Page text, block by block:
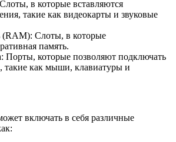
в которые вставляются
такие как видеокарты и звуковые
(RAM): Слоты, в которые
память.
Порты, которые позволяют подключать
такие как мыши, клавиатуры и
включать в себя различные